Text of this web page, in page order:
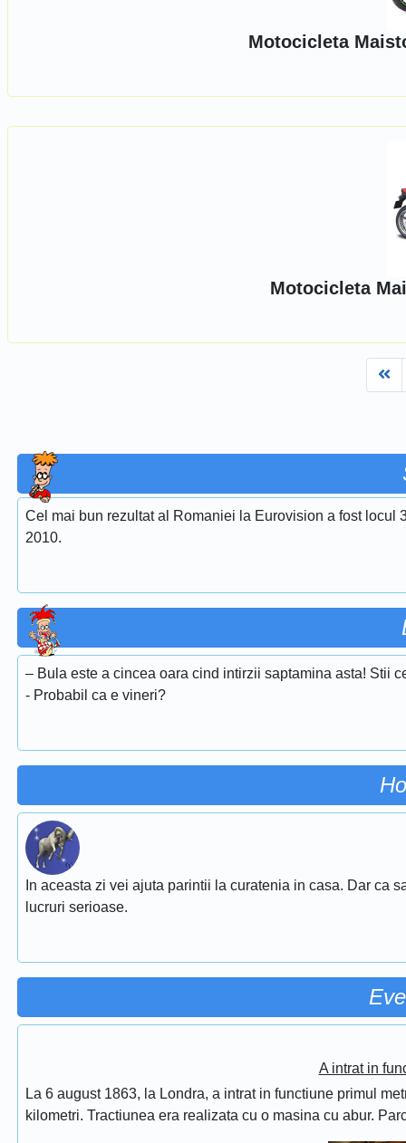
Motocicleta
Motocicleta
Cel mai bun rezultat al Romaniei la Eurovision a fost
2010.
– Bula este a cincea oara cind intirzii saptamina asta! Stii
- Probabil ca e vineri?
In aceasta zi vei ajuta parintii la curatenia in casa. Dar ca
lucruri serioase.
A intrat in
La 6 august 1863, la Londra, a intrat in functiune primul
kilometri. Tractiunea era realizata cu o masina cu abur.